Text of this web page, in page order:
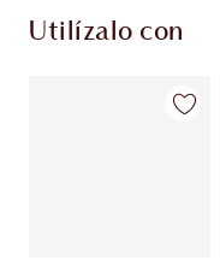
Utilízalo con